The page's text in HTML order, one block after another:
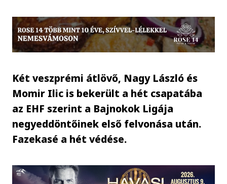
Két veszprémi átlövő, Nagy László és
Momir Ilic is bekerült a hét csapatába
az EHF szerint a Bajnokok Ligája
negyeddöntőinek első felvonása után.
Fazekasé a hét védése.